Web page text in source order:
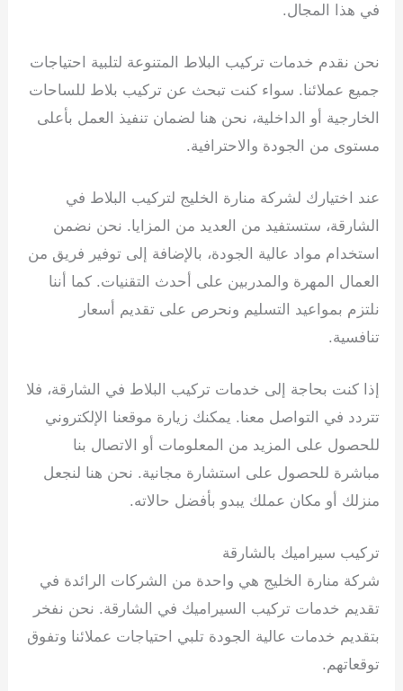
في هذا المجال.
نحن نقدم خدمات تركيب البلاط المتنوعة لتلبية احتياجات
جميع عملائنا. سواء كنت تبحث عن تركيب بلاط للساحات
الخارجية أو الداخلية، نحن هنا لضمان تنفيذ العمل بأعلى
مستوى من الجودة والاحترافية.
عند اختيارك لشركة منارة الخليج لتركيب البلاط في
الشارقة، ستستفيد من العديد من المزايا. نحن نضمن
استخدام مواد عالية الجودة، بالإضافة إلى توفير فريق من
العمال المهرة والمدربين على أحدث التقنيات. كما أننا
نلتزم بمواعيد التسليم ونحرص على تقديم أسعار
تنافسية.
إذا كنت بحاجة إلى خدمات تركيب البلاط في الشارقة، فلا
تتردد في التواصل معنا. يمكنك زيارة موقعنا الإلكتروني
للحصول على المزيد من المعلومات أو الاتصال بنا
مباشرة للحصول على استشارة مجانية. نحن هنا لنجعل
منزلك أو مكان عملك يبدو بأفضل حالاته.
تركيب سيراميك بالشارقة
شركة منارة الخليج هي واحدة من الشركات الرائدة في
تقديم خدمات تركيب السيراميك في الشارقة. نحن نفخر
بتقديم خدمات عالية الجودة تلبي احتياجات عملائنا وتفوق
توقعاتهم.